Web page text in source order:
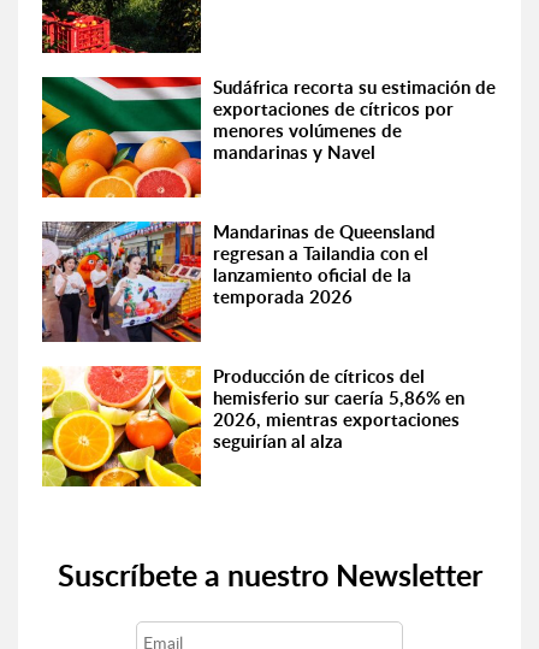
Sudáfrica recorta su estimación de
exportaciones de cítricos por
menores volúmenes de
mandarinas y Navel
Mandarinas de Queensland
regresan a Tailandia con el
lanzamiento oficial de la
temporada 2026
Producción de cítricos del
hemisferio sur caería 5,86% en
2026, mientras exportaciones
seguirían al alza
Suscríbete a nuestro Newsletter